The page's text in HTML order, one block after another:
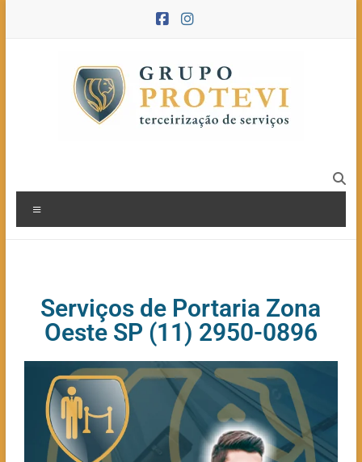
Serviços de Portaria Zona
Oeste SP (11) 2950-0896